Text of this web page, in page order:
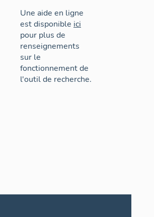
Une aide en ligne
est disponible ici
pour plus de
renseignements
sur le
fonctionnement de
l'outil de recherche.